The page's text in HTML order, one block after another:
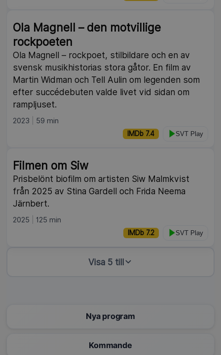
Ola Magnell – den motvillige
rockpoeten
Ola Magnell – rockpoet, stilbildare och en av
svensk musikhistorias stora gåtor. En film av
Martin Widman och Tell Aulin om legenden som
efter succédebuten valde livet vid sidan om
rampljuset.
2023 59 min
IMDb 7.4 SVT Play
Filmen om Siw
Prisbelönt biofilm om artisten Siw Malmkvist
från 2025 av Stina Gardell och Frida Neema
Järnbert.
2025 125 min
IMDb 7.2 SVT Play
Visa 5 till
Nya program
Kommande